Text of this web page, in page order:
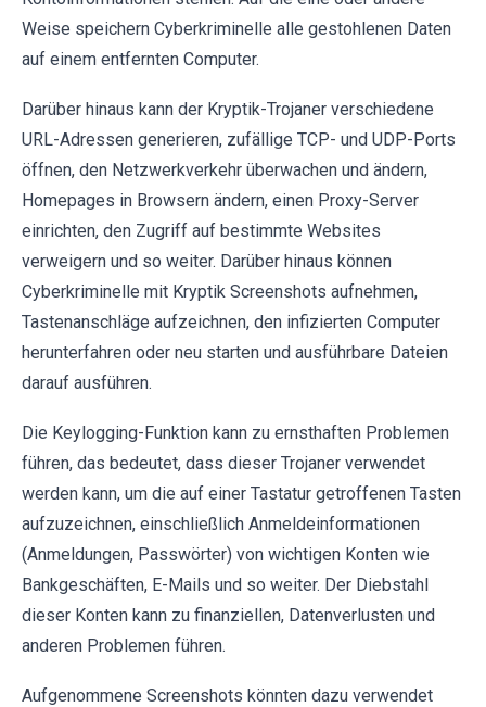
Weise speichern Cyberkriminelle alle gestohlenen Daten
auf einem entfernten Computer.
Darüber hinaus kann der Kryptik-Trojaner verschiedene
URL-Adressen generieren, zufällige TCP- und UDP-Ports
öffnen, den Netzwerkverkehr überwachen und ändern,
Homepages in Browsern ändern, einen Proxy-Server
einrichten, den Zugriff auf bestimmte Websites
verweigern und so weiter. Darüber hinaus können
Cyberkriminelle mit Kryptik Screenshots aufnehmen,
Tastenanschläge aufzeichnen, den infizierten Computer
herunterfahren oder neu starten und ausführbare Dateien
darauf ausführen.
Die Keylogging-Funktion kann zu ernsthaften Problemen
führen, das bedeutet, dass dieser Trojaner verwendet
werden kann, um die auf einer Tastatur getroffenen Tasten
aufzuzeichnen, einschließlich Anmeldeinformationen
(Anmeldungen, Passwörter) von wichtigen Konten wie
Bankgeschäften, E-Mails und so weiter. Der Diebstahl
dieser Konten kann zu finanziellen, Datenverlusten und
anderen Problemen führen.
Aufgenommene Screenshots könnten dazu verwendet